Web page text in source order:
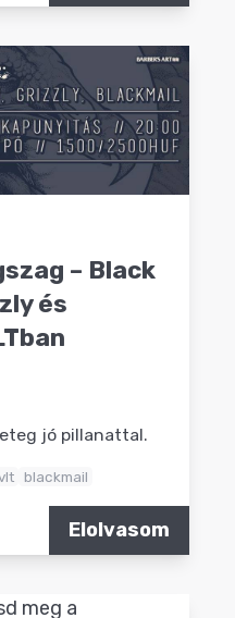
– Black
és
jó pillanattal.
blackmail
Elolvasom